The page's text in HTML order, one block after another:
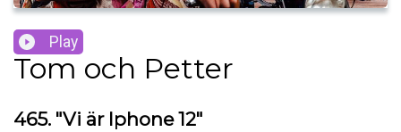
Play
Tom och Petter
465. "Vi är Iphone 12"